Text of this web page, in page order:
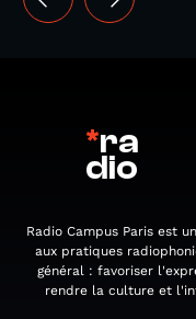
*ra
dio
Radio Campus Paris est
aux pratiques
général : favoriser
rendre la culture et